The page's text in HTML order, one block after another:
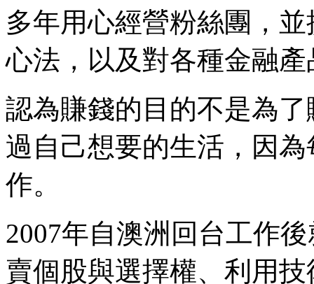
多年用心經營粉絲團，
心法，以及對各種金融
認為賺錢的目的不是為
過自己想要的生活，因
作。
2007年自澳洲回台工作
賣個股與選擇權、利用